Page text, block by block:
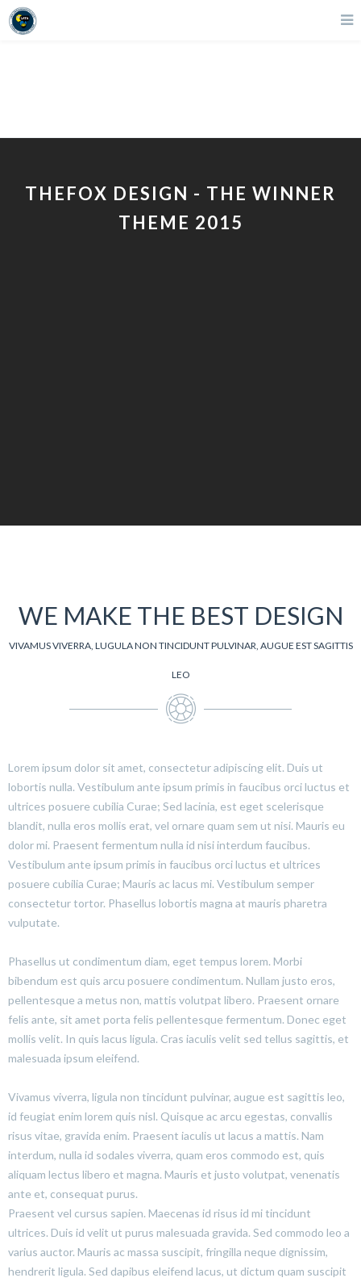
THEFOX DESIGN - THE WINNER
THEME 2015
WE MAKE THE BEST DESIGN
VIVAMUS VIVERRA, LUGULA NON TINCIDUNT PULVINAR, AUGUE EST SAGITTIS
LEO
Lorem ipsum dolor sit amet, consectetur adipiscing elit. Duis ut
lobortis nulla. Vestibulum ante ipsum primis in faucibus orci luctus et
ultrices posuere cubilia Curae; Sed lacinia, est eget scelerisque
blandit, nulla eros mollis erat, vel ornare quam sem ut nisi. Mauris eu
dolor mi. Praesent fermentum nulla id nisi interdum faucibus.
Vestibulum ante ipsum primis in faucibus orci luctus et ultrices
posuere cubilia Curae; Mauris ac lacus mi. Vestibulum semper
consectetur tortor. Phasellus lobortis magna at mauris pharetra
vulputate.
Phasellus ut condimentum diam, eget tempus lorem. Morbi
bibendum est quis arcu posuere condimentum. Nullam justo eros,
pellentesque a metus non, mattis volutpat libero. Praesent ornare
felis ante, sit amet porta felis pellentesque fermentum. Donec eget
mollis velit. In quis lacus ligula. Cras iaculis velit sed tellus sagittis, et
malesuada ipsum eleifend.
Vivamus viverra, ligula non tincidunt pulvinar, augue est sagittis leo,
id feugiat enim lorem quis nisl. Quisque ac arcu egestas, convallis
risus vitae, gravida enim. Praesent iaculis ut lacus a mattis. Nam
interdum, nulla id sodales viverra, quam eros commodo est, quis
aliquam lectus libero et magna. Mauris et justo volutpat, venenatis
ante et, consequat purus.
Praesent vel cursus sapien. Maecenas id risus id mi tincidunt
ultrices. Duis id velit ut purus malesuada gravida. Sed commodo leo a
varius auctor. Mauris ac massa suscipit, fringilla neque dignissim,
hendrerit ligula. Sed dapibus eleifend lacus, ut dictum quam suscipit